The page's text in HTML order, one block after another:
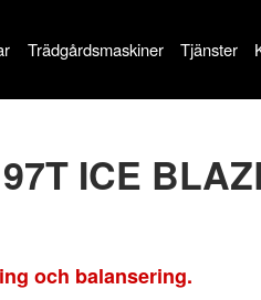
Trädgårdsmaskiner Tjänster
ICE
och balansering.